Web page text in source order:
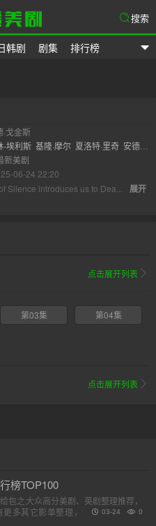
韩剧 剧集 排行榜
搜索
戈金斯
-埃利斯 基隆·摩尔 夏洛特·里奇 安德鲁·
卡伯劳
新美剧
06-24 22:20
Silence introduces us to Dea... 展开
点击展开列表
第03集 第04集
点击展开列表
榜TOP100
包之大众高分美剧、英剧整理推荐，
多其它影单整理，请各位收藏好。
0
03-24